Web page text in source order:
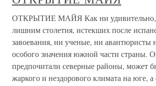
ОТКРЫТИЕ МАЙЯ Как ни удивительно,
лишним столетия, истекших после
завоевания, ни ученые, ни авантюристы
особого значения южной части страны.
предпочитали северные районы, может
жаркого и нездорового климата на юге, а